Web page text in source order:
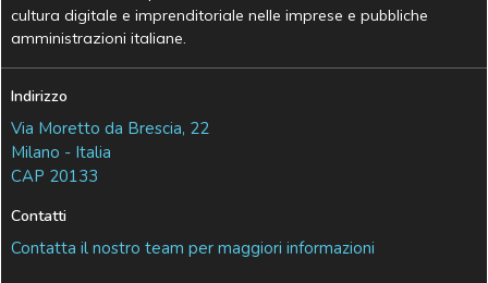
cultura digitale e imprenditoriale nelle imprese e pubbliche
amministrazioni italiane.
Indirizzo
Via Moretto da Brescia, 22
Milano - Italia
CAP 20133
Contatti
Contatta il nostro team per maggiori informazioni